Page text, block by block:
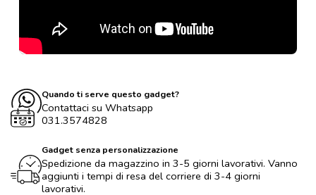
Quando ti serve questo gadget?
Contattaci su Whatsapp
031.3574828
Gadget senza personalizzazione
Spedizione da magazzino in 3-5 giorni lavorativi. Vanno
aggiunti i tempi di resa del corriere di 3-4 giorni
lavorativi.